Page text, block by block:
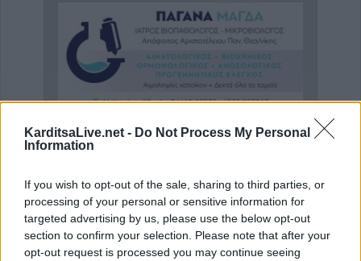
KarditsaLive.net - Do Not Process My Personal
Information
If you wish to opt-out of the sale, sharing to third parties, or
processing of your personal or sensitive information for
targeted advertising by us, please use the below opt-out
section to confirm your selection. Please note that after your
opt-out request is processed you may continue seeing
ΑΓΓΕΛΙΕΣ